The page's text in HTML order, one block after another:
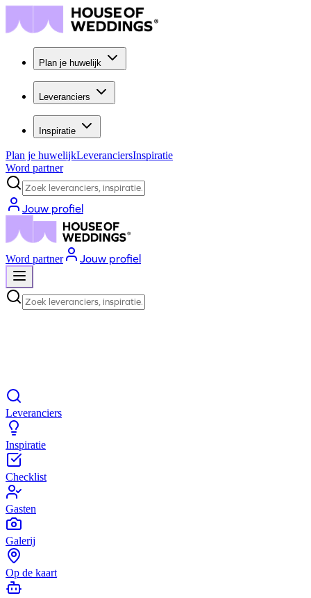
Plan je huwelijk
Leveranciers
Inspiratie
Plan je huwelijkLeveranciersInspiratie
Word partner
Zoek leveranciers, inspiratie...
Jouw profiel
Word partner Jouw profiel
Zoek leveranciers, inspiratie...
Leveranciers
Inspiratie
Checklist
Gasten
Galerij
Op de kaart